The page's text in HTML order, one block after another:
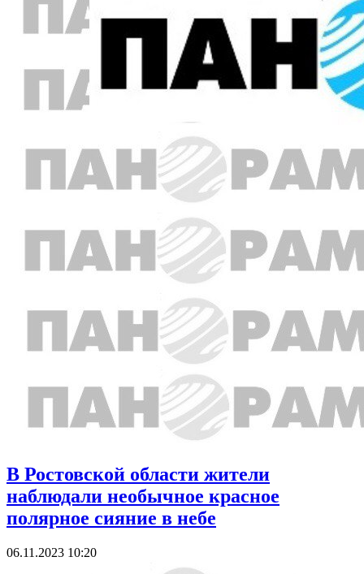
В Ростовской области жители
наблюдали необычное красное
полярное сияние в небе
06.11.2023 10:20